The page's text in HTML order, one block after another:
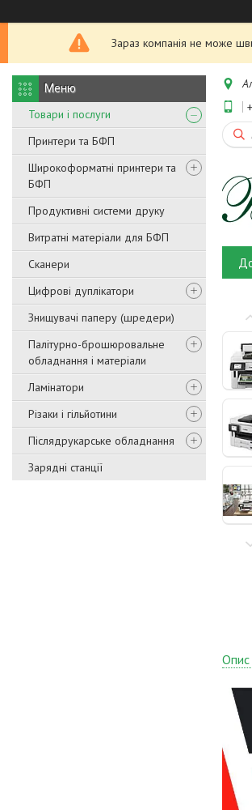
Зараз компанія не може
Товари і послуги
Принтери та БФП
Широкоформатні принтери та
БФП
Продуктивні системи друку
Витратні матеріали для БФП
Сканери
Цифрові дуплікатори
Знищувачі паперу (шредери)
Палітурно-брошюровальне
обладнання і матеріали
Ламінатори
Різаки і гільйотини
Післядрукарське обладнання
Зарядні станції
Опис